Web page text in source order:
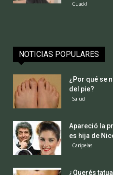
Cuack!
NOTICIAS POPULARES
¿Por qué se
del pie?
Salud
Apareció la
es hija de
Caripelas
¿Querés